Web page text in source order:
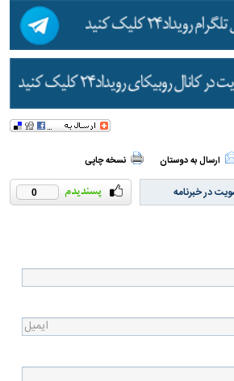
ارسال به دوستان نسخه چاپی
0 در خبرنامه